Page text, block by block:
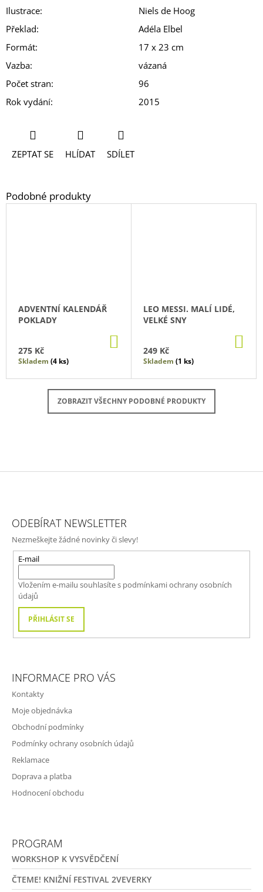
Ilustrace:
Niels de Hoog
Překlad:
Adéla Elbel
Formát:
17 x 23 cm
Vazba:
vázaná
Počet stran:
96
Rok vydání: 2015
ZEPTAT SE HLÍDAT SDÍLET
ADVENTNÍ KALENDÁŘ
POKLADY
275 Kč KOŠÍKU
Skladem (4 ks)
LEO MESSI. MALÍ LIDÉ,
VELKÉ SNY
249 Kč
Skladem (1 ks)
ZOBRAZIT VŠECHNY PODOBNÉ PRODUKTY
ODEBÍRAT NEWSLETTER
Nezmeškejte žádné novinky či slevy!
E-mail
Vložením e-mailu souhlasíte s podmínkami ochrany osobních
údajů
PŘIHLÁSIT SE
INFORMACE PRO VÁS
Kontakty
Moje objednávka
Obchodní podmínky
Podmínky ochrany osobních údajů
Reklamace
Doprava a platba
Hodnocení obchodu
PROGRAM
WORKSHOP K VYSVĚDČENÍ
ČTEME! KNIŽNÍ FESTIVAL 2VEVERKY